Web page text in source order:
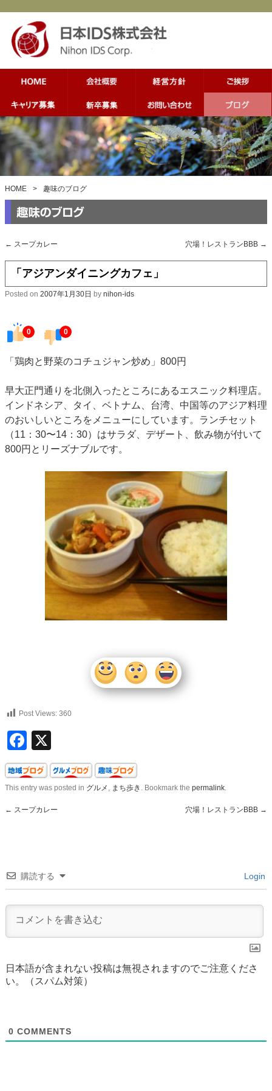
HOME > 趣味のブログ
← スープカレー 穴場！レストランBBB →
「アジアンダイニングカフェ」
Posted on 2007年1月30日 by nihon-ids
0 0
「鶏肉と野菜のコチュジャン炒め」800円
早大正門通りを北側入ったところにあるエスニック料理店。
インドネシア、タイ、ベトナム、台湾、中国等のアジア料理
のおいしいところをメニューにしています。ランチセット
（11：30〜14：30）はサラダ、デザート、飲み物が付いて
800円とリーズナブルです。
Post Views: 360
Facebook
This entry was posted in グルメ , まち歩き . Bookmark the permalink.
← スープカレー 穴場！レストランBBB →
購読する Login
日本語が含まれない投稿は無視されますのでご注意くださ
い。（スパム対策）
0 COMMENTS